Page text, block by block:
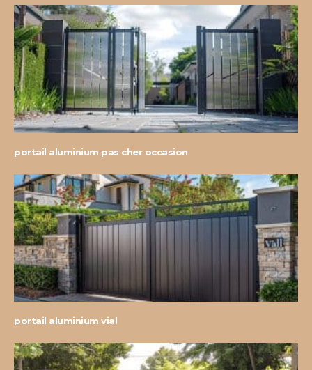
portail aluminium pas cher occasion
portail aluminium vial